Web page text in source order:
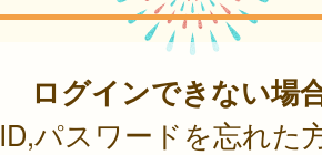
ログインできない場
ID,パスワードを忘れた